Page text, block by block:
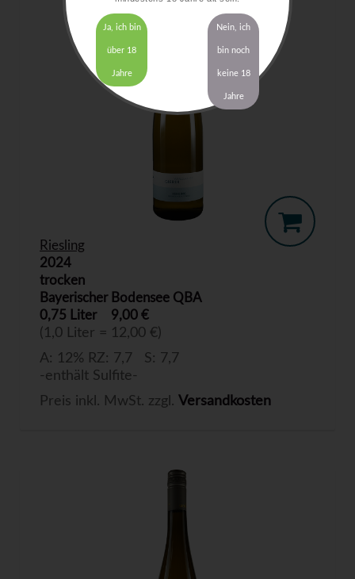
Riesling
2024
trocken
Bayerischer Bodensee QBA
0,75 Liter
9,00 €
(1,0 Liter = 12,00 €)
A: 12% RZ: 7,7 S: 7,7
-enthält Sulfite-
Preis inkl. MwSt. zzgl. Versandkosten
Ja, ich bin
über 18
Jahre
Nein, ich
bin noch
keine 18
Jahre